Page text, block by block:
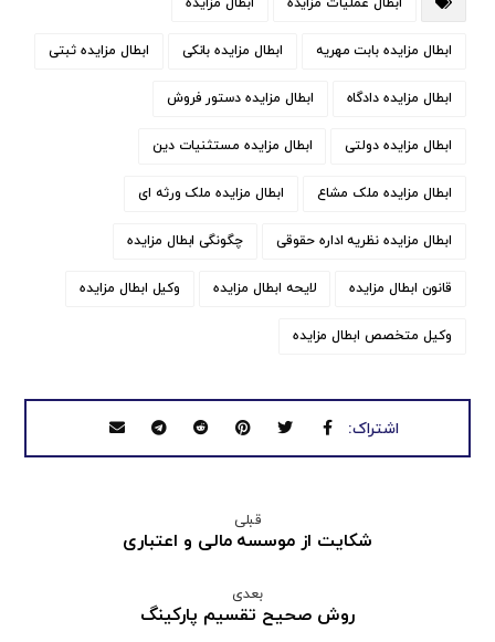
ابطال عملیات مزایده ابطال مزایده
ابطال مزایده بابت مهریه ابطال مزایده بانکی ابطال مزایده ثبتی
ابطال مزایده دادگاه ابطال مزایده دستور فروش
ابطال مزایده دولتی ابطال مزایده مستثنیات دین
ابطال مزایده ملک مشاع ابطال مزایده ملک ورثه ای
ابطال مزایده نظریه اداره حقوقی چگونگی ابطال مزایده
قانون ابطال مزایده لایحه ابطال مزایده وکیل ابطال مزایده
وکیل متخصص ابطال مزایده
قبلی
شکایت از موسسه مالی و اعتباری
بعدی
روش صحیح تقسیم پارکینگ